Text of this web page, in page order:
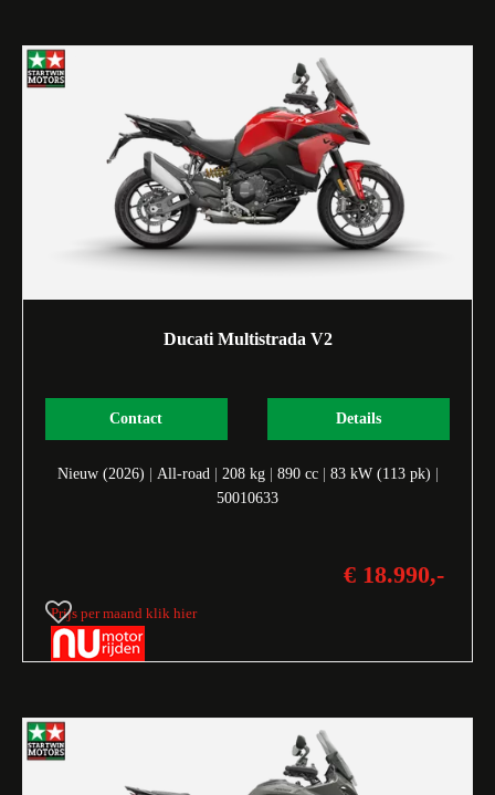
Ducati Multistrada V2
Details
Contact
Nieuw (2026) All-road| 208 kg| 890 cc| 83 kW (113 pk)
50010633
€ 18.990,-
Prijs per maand klik hier